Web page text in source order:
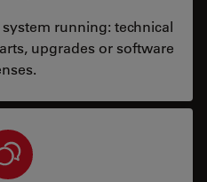
running: technical
upgrades or software